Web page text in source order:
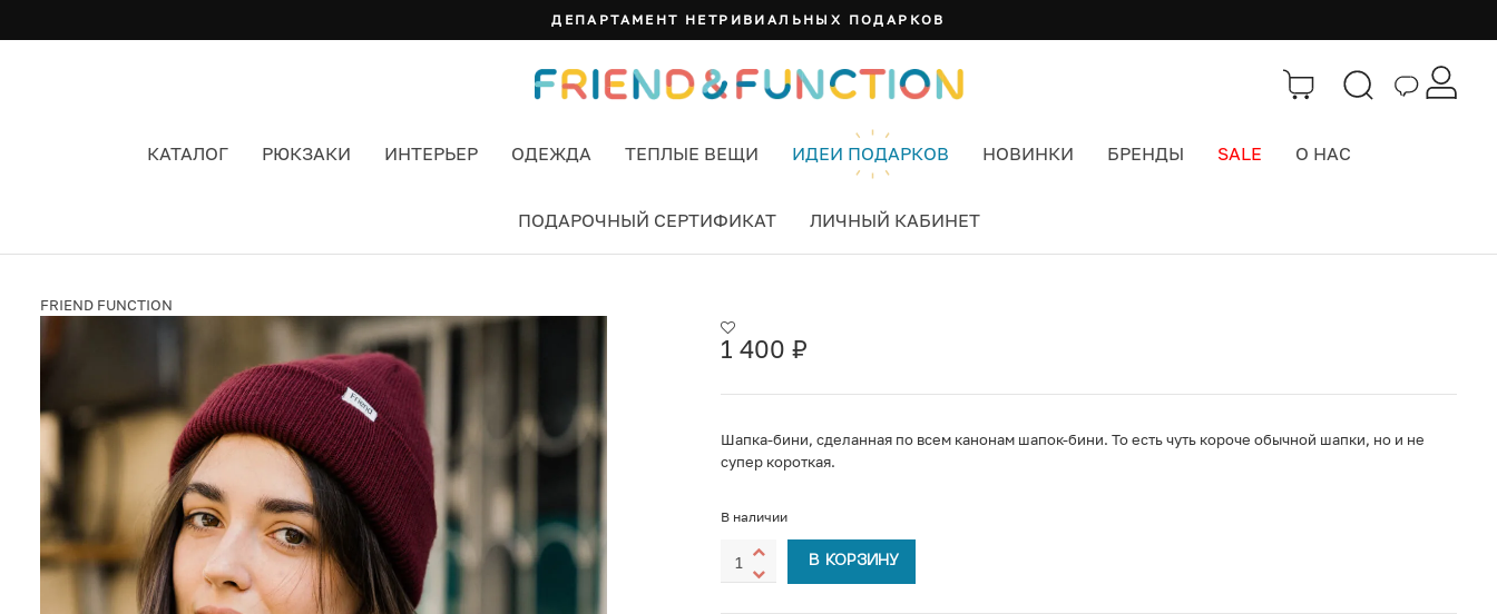
СУМКА ИЗИ
КАТАЛОГ РЮКЗАКИ ИНТЕРЬЕР ОДЕЖДА ТЕПЛЫЕ ВЕЩИ ИДЕИ ПОДАРКОВ НОВИНКИ БРЕНДЫ SALE О НАС
ПОДАРОЧНЫЙ СЕРТИФИКАТ ЛИЧНЫЙ КАБИНЕТ
FRIEND FUNCTION
1 400 ₽
Шапка-бини, сделанная по всем канонам шапок-бини. То есть чуть короче обычной шапки, но и не
супер короткая.
В наличии
В КОРЗИНУ